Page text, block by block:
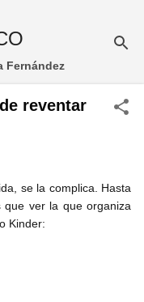
Fernández
reventar
se la complica. Hasta
ver la que organiza
Kinder: